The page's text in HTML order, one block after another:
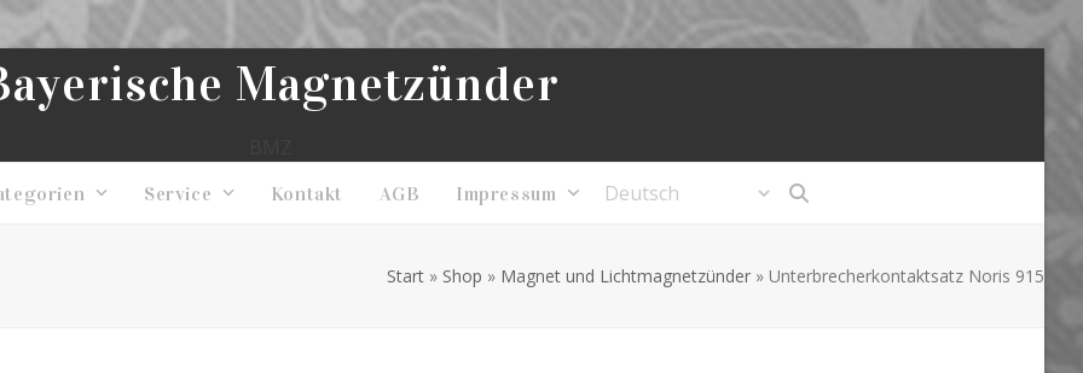
Magnetzünder
Service Kontakt AGB Impressum
Start » Shop » Magnet und Lichtmagnetzünder » Unterbrecherkontaktsatz Noris 915